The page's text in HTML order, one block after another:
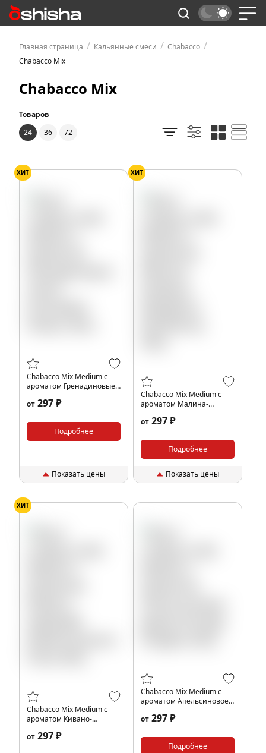
Главная страница / Кальянные смеси / Chabacco /
Chabacco Mix
Chabacco Mix
Товаров
24
36 72
ХИТ
Chabacco Mix Medium с
ароматом Гренадиновые
40гр.
от 297 ₽
Подробнее
Показать цены
ХИТ
Chabacco Mix Medium с
ароматом Малина-
blackberry), 40гр.
от 297 ₽
Подробнее
Показать цены
ХИТ
Chabacco Mix Medium с
ароматом Кивано-
fruit), 40гр.
от 297 ₽
Chabacco Mix Medium с
ароматом Апельсиновое
40гр.
от 297 ₽
Подробнее